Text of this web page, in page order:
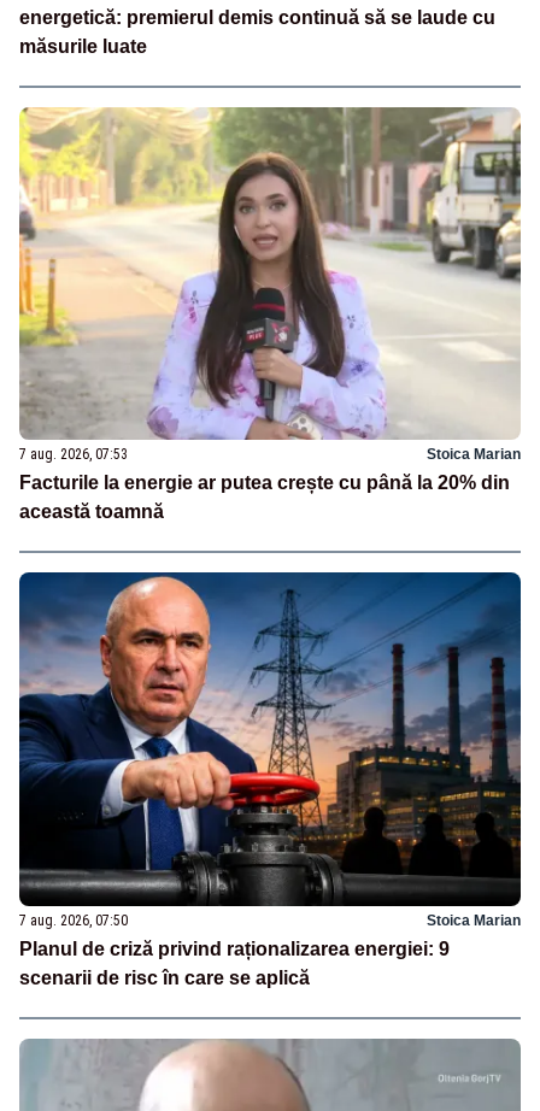
energetică: premierul demis continuă să se laude cu
măsurile luate
7 aug. 2026, 07:53 Stoica Marian
Facturile la energie ar putea crește cu până la 20% din
această toamnă
7 aug. 2026, 07:50 Stoica Marian
Planul de criză privind raționalizarea energiei: 9
scenarii de risc în care se aplică